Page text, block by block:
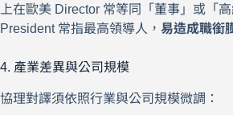
上在歐美 Director 常等同「董事」或「高
President 常指最高領導人， 易造成職銜
4. 產業差異與公司規模
協理對譯須依照行業與公司規模微調：